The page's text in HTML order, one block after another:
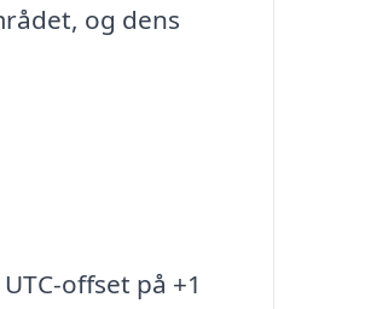
og dens
offset på +1